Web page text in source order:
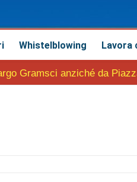
Whistelblowing Lavora
Gramsci anziché da